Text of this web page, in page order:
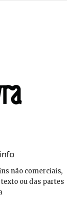
não comerciais,
ou das partes